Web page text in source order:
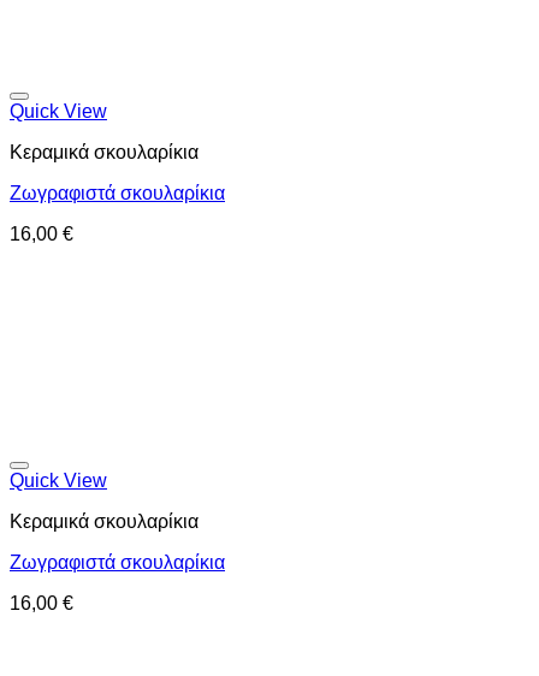
Quick View
Κεραμικά σκουλαρίκια
Ζωγραφιστά σκουλαρίκια
16,00 €
Quick View
Κεραμικά σκουλαρίκια
Ζωγραφιστά σκουλαρίκια
16,00 €